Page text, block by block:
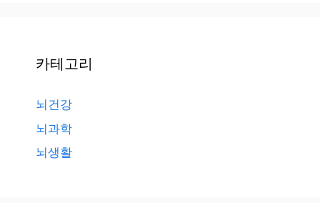
카테고리
뇌건강
뇌과학
뇌생활